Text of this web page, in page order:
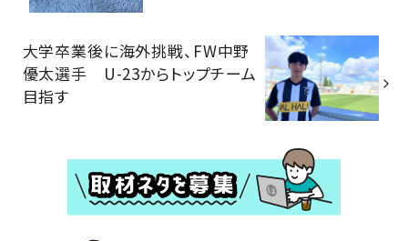
大学卒業後に海外挑戦、FW中野
優太選手 U-23からトップチーム
目指す